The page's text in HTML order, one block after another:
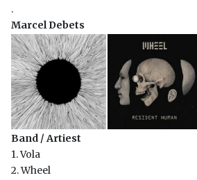
.
Marcel Debets
Band / Artiest
1. Vola
2. Wheel